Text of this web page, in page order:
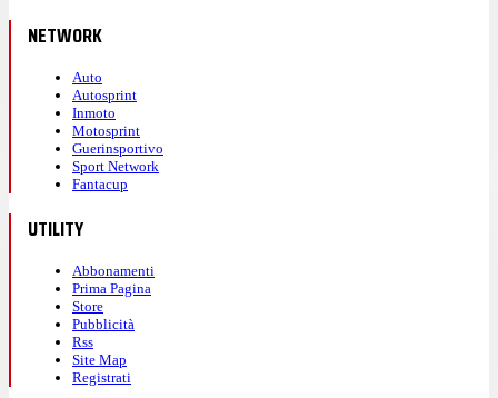
NETWORK
Auto
Autosprint
Inmoto
Motosprint
Guerinsportivo
Sport Network
Fantacup
UTILITY
Abbonamenti
Prima Pagina
Store
Pubblicità
Rss
Site Map
Registrati